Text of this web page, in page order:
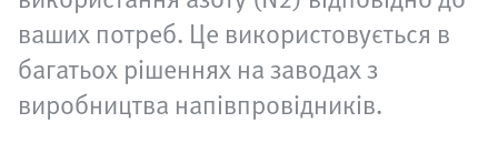
ваших потреб. Це використовується в
багатьох рішеннях на заводах з
виробництва напівпровідників.